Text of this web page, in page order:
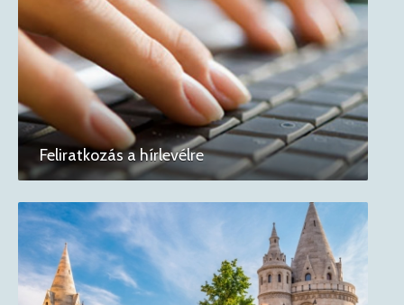
Feliratkozás a hírlevélre